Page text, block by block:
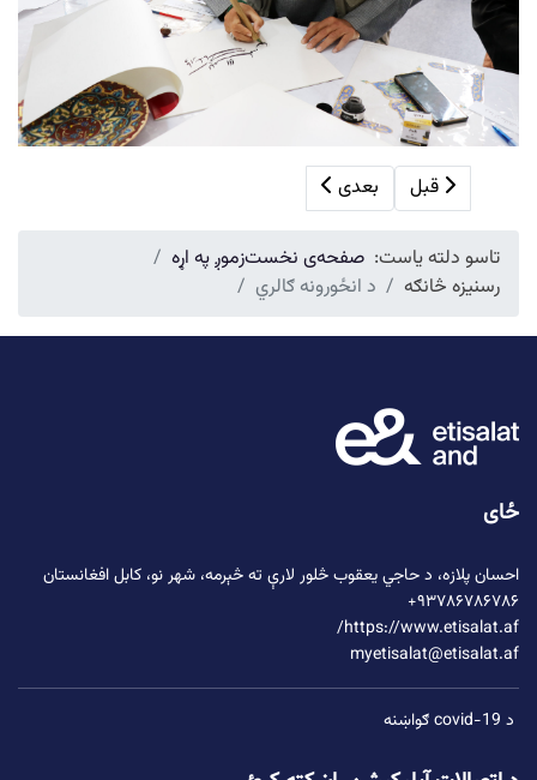
article: Taimani Sales and Customer Service Center
قبل Next article: Sar-e-Pul shop
بعدی
تاسو دلته یاست: صفحه‌ی نخستزموږ په اړه
رسنیزه څانګه
د انځورونه ګالري
ځای
احسان پلازه، د حاجي یعقوب څلور لارې ته څېرمه، شهر نو، کابل افغانستان
۹۳۷۸۶۷۸۶۷۸۶+
https://www.etisalat.af/
myetisalat@etisalat.af
د covid-19 ګواښنه